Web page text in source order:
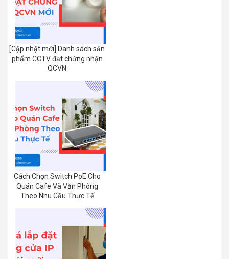
[Cập nhật mới] Danh sách sản
phẩm CCTV đạt chứng nhận
QCVN
Cách Chọn Switch PoE Cho
Quán Cafe Và Văn Phòng
Theo Nhu Cầu Thực Tế